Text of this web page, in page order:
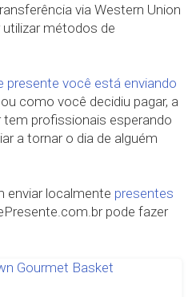
via Western Union
métodos de
presente você está enviando
como você decidiu pagar, a
profissionais esperando
a tornar o dia de alguém
enviar localmente presentes
pode fazer